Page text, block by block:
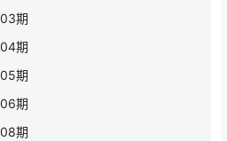
期
期
期
期
期